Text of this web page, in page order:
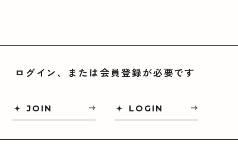
ログイン、または会員登録が必要です
JOIN LOGIN